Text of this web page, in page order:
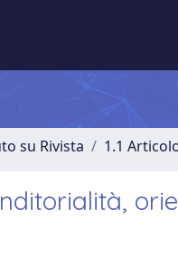
su Rivista 1.1